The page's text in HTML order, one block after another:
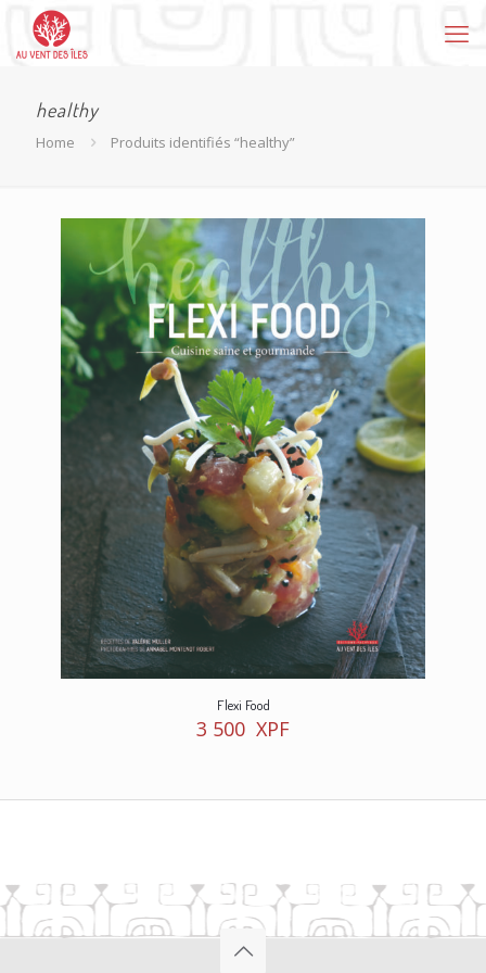
healthy
Home Produits identifiés “healthy”
Flexi Food
3 500 XPF